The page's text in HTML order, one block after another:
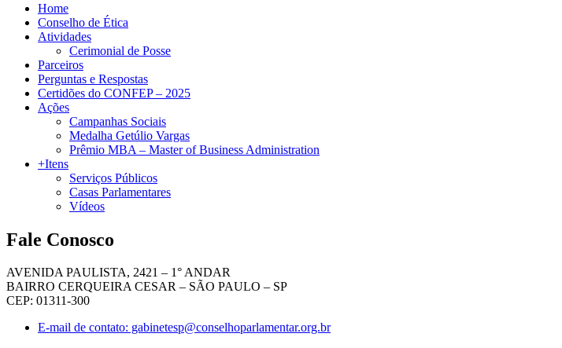
Home
Conselho de Ética
Atividades
Cerimonial de Posse
Parceiros
Perguntas e Respostas
Certidões do CONFEP – 2025
Ações
Campanhas Sociais
Medalha Getúlio Vargas
Prêmio MBA – Master of Business Administration
+Itens
Serviços Públicos
Casas Parlamentares
Vídeos
Fale Conosco
AVENIDA PAULISTA, 2421 – 1° ANDAR
BAIRRO CERQUEIRA CESAR – SÃO PAULO – SP
CEP: 01311-300
E-mail de contato: gabinetesp@conselhoparlamentar.org.br